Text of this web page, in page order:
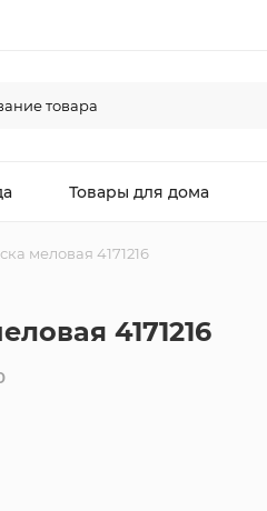
Товары для дома
меловая 4171216
4171216